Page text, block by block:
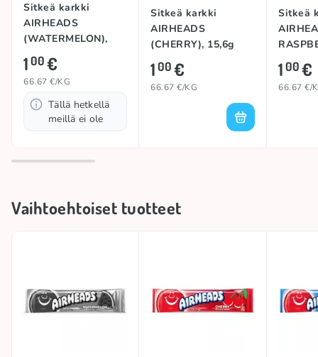
Sitkeä karkki
AIRHEADS
(WATERMELON),
15,6g
100€
66.67 €/KG
Tällä hetkellä
meillä ei ole
Sitkeä karkki
AIRHEADS
(CHERRY), 15,6g
100€
66.67 €/KG
Sitkeä
100€
66.67 €/
Vaihtoehtoiset tuotteet